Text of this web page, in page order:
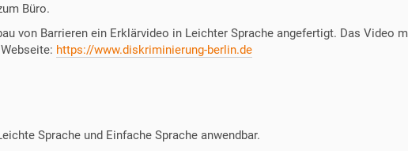
Büro.
von Barrieren ein Erklärvideo in Leichter Sprache angefertigt. Das Video
https://www.diskriminierung-berlin.de
Sprache und Einfache Sprache anwendbar.